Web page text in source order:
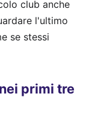
club anche
l'ultimo
se stessi
primi tre